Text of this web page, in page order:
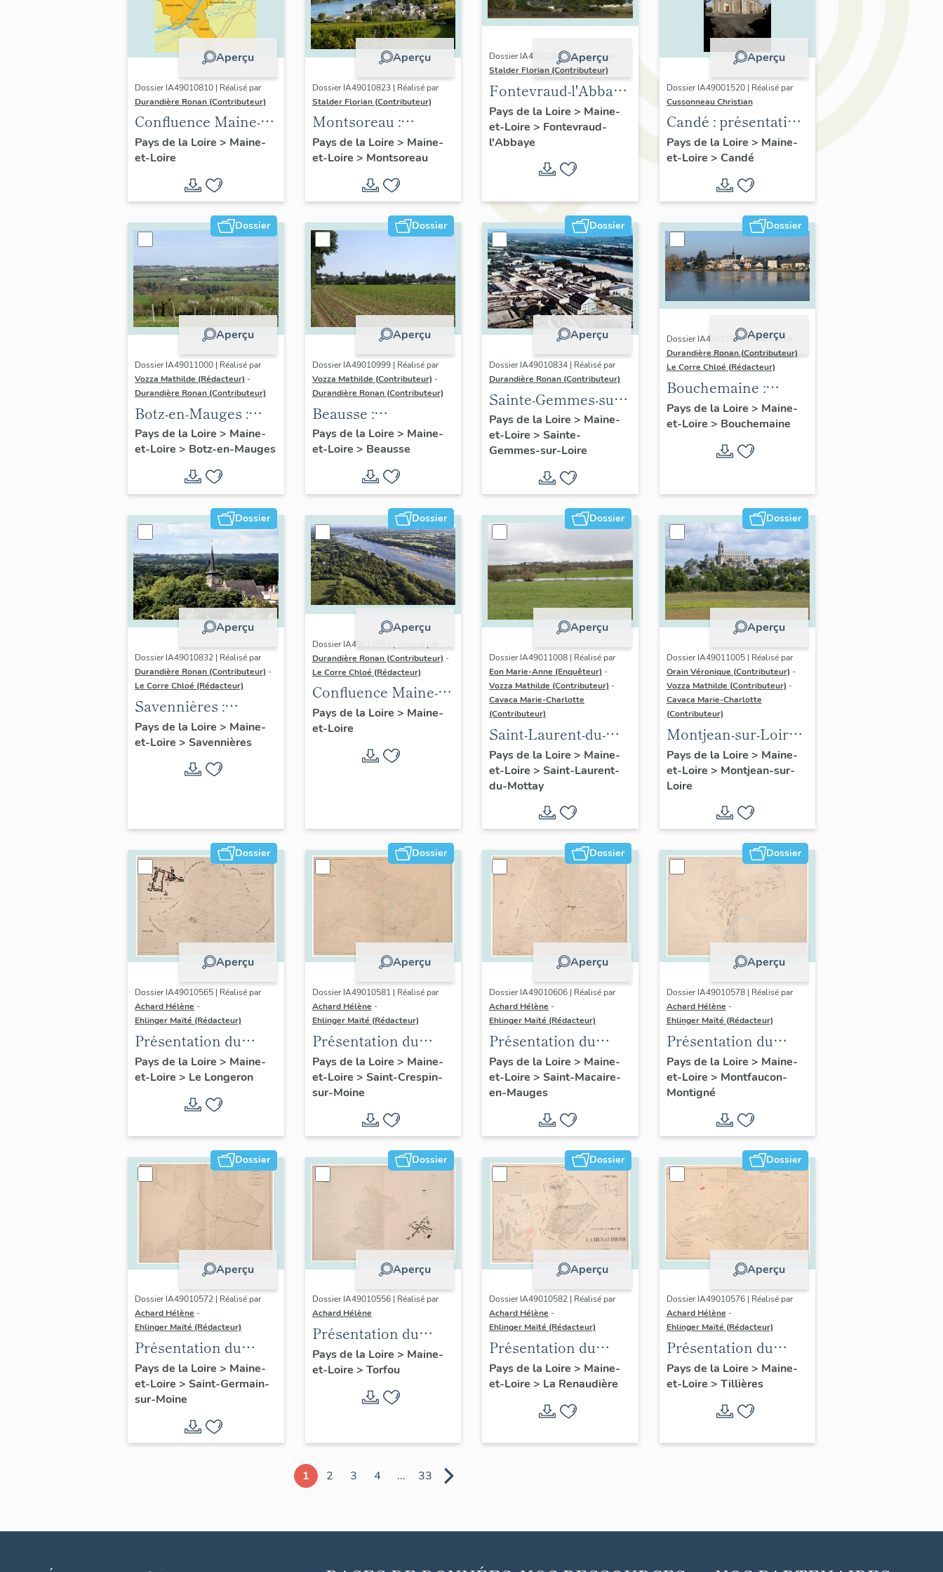
Aperçu
Dossier IA49010810 | Réalisé par
Durandière Ronan (Contributeur)
Confluence Maine-
Loire : présentation
de l'opération
thématique
Pays de la Loire > Maine-
et-Loire
Aperçu
Dossier IA49010823 | Réalisé par
Stalder Florian (Contributeur)
Montsoreau :
présentation de la
commune
Pays de la Loire > Maine-
et-Loire > Montsoreau
Aperçu
Dossier IA49010822 | Réalisé par
Stalder Florian (Contributeur)
Fontevraud-l'Abbaye
: présentation de la
commune
Pays de la Loire > Maine-
et-Loire > Fontevraud-
l'Abbaye
Aperçu
Dossier IA49001520 | Réalisé par
Cussonneau Christian
Candé : présentation
de la commune
Pays de la Loire > Maine-
et-Loire > Candé
Dossier
Aperçu
Dossier IA49011000 | Réalisé par
Vozza Mathilde (Rédacteur) -
Durandière Ronan (Contributeur)
Botz-en-Mauges :
présentation de la
commune
Pays de la Loire > Maine-
et-Loire > Botz-en-Mauges
Dossier
Aperçu
Dossier IA49010999 | Réalisé par
Vozza Mathilde (Contributeur) -
Durandière Ronan (Contributeur)
Beausse :
présentation de la
commune
Pays de la Loire > Maine-
et-Loire > Beausse
Dossier
Aperçu
Dossier IA49010834 | Réalisé par
Durandière Ronan (Contributeur)
Sainte-Gemmes-sur-
Loire : présentation
de la commune
Pays de la Loire > Maine-
et-Loire > Sainte-
Gemmes-sur-Loire
Dossier
Aperçu
Dossier IA49010833 | Réalisé par
Durandière Ronan (Contributeur)
Le Corre Chloé (Rédacteur)
Bouchemaine :
présentation de la
commune
Pays de la Loire > Maine-
et-Loire > Bouchemaine
Dossier
Aperçu
Dossier IA49010832 | Réalisé par
Durandière Ronan (Contributeur) -
Le Corre Chloé (Rédacteur)
Savennières :
présentation de la
commune
Pays de la Loire > Maine-
et-Loire > Savennières
Dossier
Aperçu
Dossier IA49010663 | Réalisé par
Durandière Ronan (Contributeur) -
Le Corre Chloé (Rédacteur)
Confluence Maine-
Loire : présentation
de l'aire d'étude
Pays de la Loire > Maine-
et-Loire
Dossier
Aperçu
Dossier IA49011008 | Réalisé par
Eon Marie-Anne (Enquêteur) -
Vozza Mathilde (Contributeur) -
Cavaca Marie-Charlotte
(Contributeur)
Saint-Laurent-du-
Mottay :
présentation de la
commune
Pays de la Loire > Maine-
et-Loire > Saint-Laurent-
du-Mottay
Dossier
Aperçu
Dossier IA49011005 | Réalisé par
Orain Véronique (Contributeur) -
Vozza Mathilde (Contributeur) -
Cavaca Marie-Charlotte
(Contributeur)
Montjean-sur-Loire :
présentation de la
commune
Pays de la Loire > Maine-
et-Loire > Montjean-sur-
Loire
Dossier
Aperçu
Dossier IA49010565 | Réalisé par
Achard Hélène -
Ehlinger Maïté (Rédacteur)
Présentation du
patrimoine
industriel de la
commune du
Pays de la Loire > Maine-
et-Loire > Le Longeron
Dossier
Aperçu
Dossier IA49010581 | Réalisé par
Achard Hélène -
Ehlinger Maïté (Rédacteur)
Présentation du
patrimoine
industriel de la
commune de Saint-
Crespin-sur-Moine
Pays de la Loire > Maine-
et-Loire > Saint-Crespin-
sur-Moine
Dossier
Aperçu
Dossier IA49010606 | Réalisé par
Achard Hélène -
Ehlinger Maïté (Rédacteur)
Présentation du
patrimoine
industriel de la
commune de Saint-
Macaire-en-Mauges
Pays de la Loire > Maine-
et-Loire > Saint-Macaire-
en-Mauges
Dossier
Aperçu
Dossier IA49010578 | Réalisé par
Achard Hélène -
Ehlinger Maïté (Rédacteur)
Présentation du
patrimoine
industriel de la
commune de
Montfaucon-
Montigné
Pays de la Loire > Maine-
et-Loire > Montfaucon-
Montigné
Dossier
Aperçu
Dossier IA49010572 | Réalisé par
Achard Hélène -
Ehlinger Maïté (Rédacteur)
Présentation du
patrimoine
industriel de la
commune de Saint-
Germain-sur-Moine
Pays de la Loire > Maine-
et-Loire > Saint-Germain-
sur-Moine
Dossier
Aperçu
Dossier IA49010556 | Réalisé par
Achard Hélène
Présentation du
patrimoine
industriel de la
commune de Torfou
Pays de la Loire > Maine-
et-Loire > Torfou
Dossier
Aperçu
Dossier IA49010582 | Réalisé par
Achard Hélène -
Ehlinger Maïté (Rédacteur)
Présentation du
patrimoine
industriel de la
commune de La
Pays de la Loire > Maine-
et-Loire > La Renaudière
Dossier
Aperçu
Dossier IA49010576 | Réalisé par
Achard Hélène -
Ehlinger Maïté (Rédacteur)
Présentation du
patrimoine
industriel de la
commune de
Pays de la Loire > Maine-
et-Loire > Tillières
1 2 3 4 ... 33